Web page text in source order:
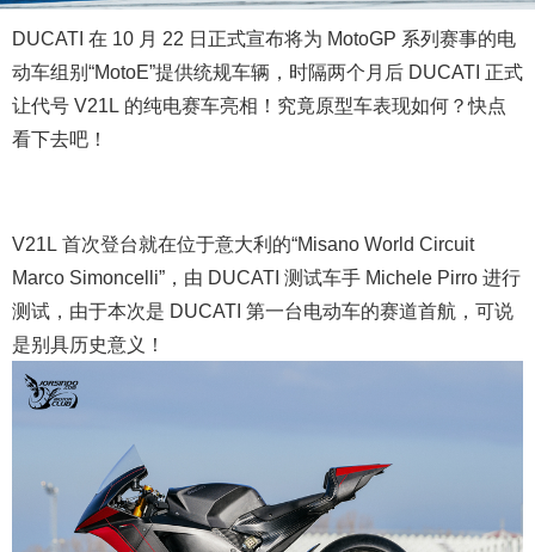
DUCATI 在 10 月 22 日正式宣布将为 MotoGP 系列赛事的电
动车组别“MotoE”提供统规车辆，时隔两个月后 DUCATI 正式
让代号 V21L 的纯电赛车亮相！究竟原型车表现如何？快点
看下去吧！
V21L 首次登台就在位于意大利的“Misano World Circuit
Marco Simoncelli”，由 DUCATI 测试车手 Michele Pirro 进行
测试，由于本次是 DUCATI 第一台电动车的赛道首航，可说
是别具历史意义！